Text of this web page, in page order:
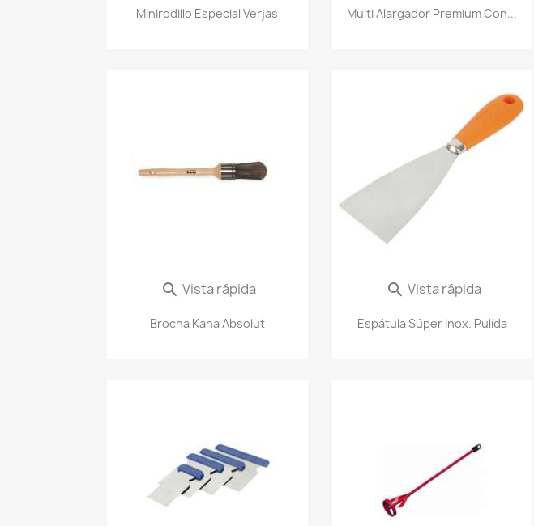
Minirodillo Especial Verjas Multi Alargador Premium Con...
Brocha Kana Absolut
 Vista rápida
Espátula Súper Inox. Pulida
 Vista rápida